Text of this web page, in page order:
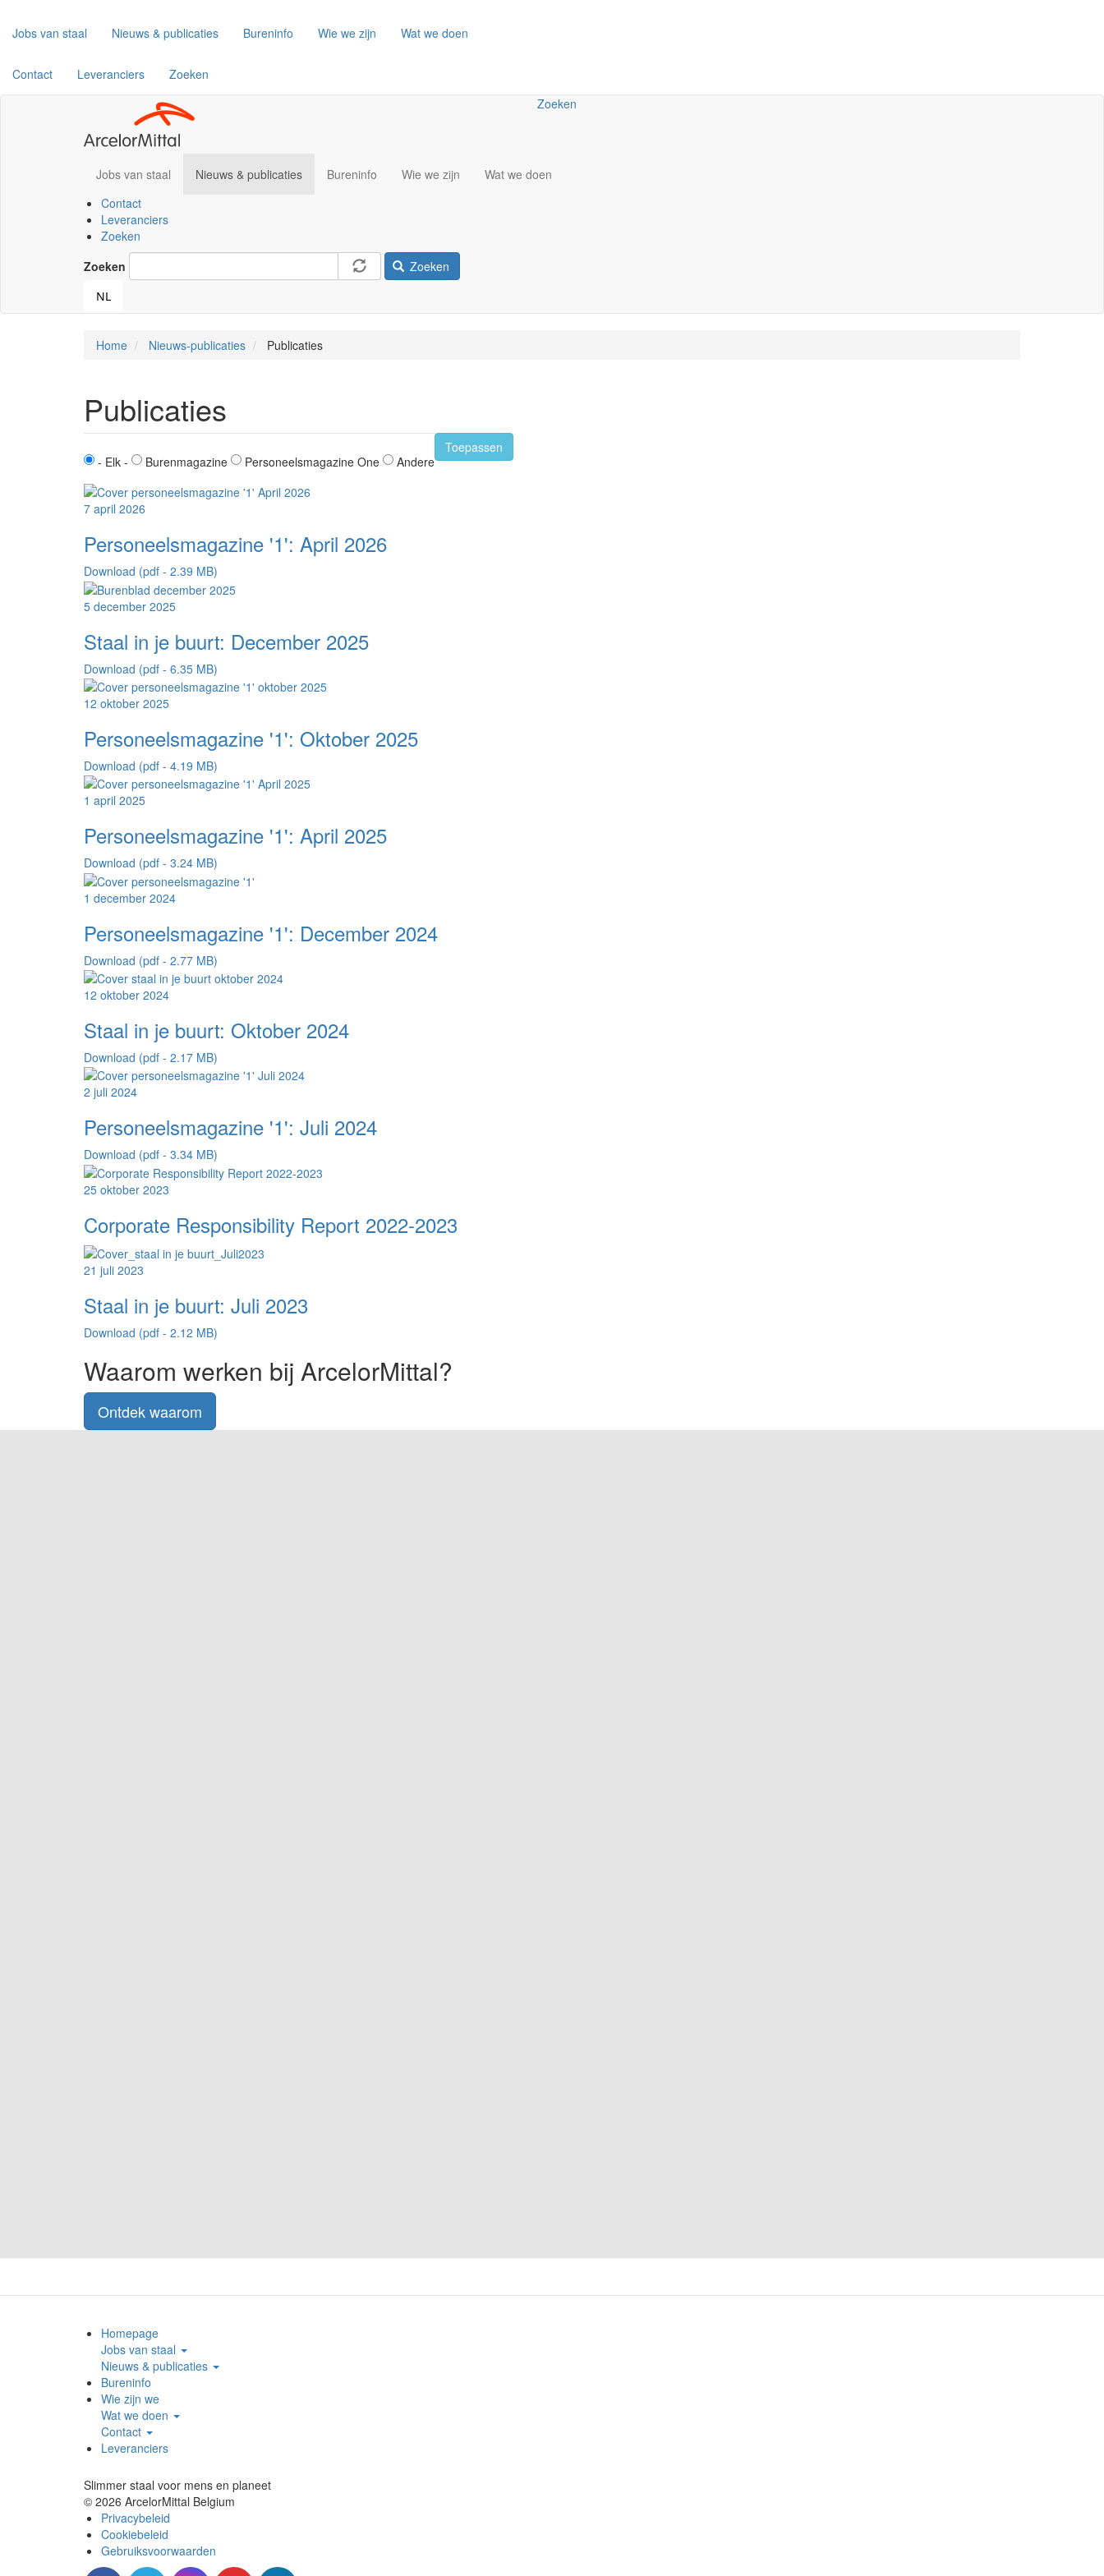
en
de
Jobs van staal Nieuws & publicaties Bureninfo Wie we zijn Wat we doen
Contact Leveranciers
Zoeken
Zoeken
Jobs van staal Nieuws & publicaties Bureninfo Wie we zijn
Wat we doen
Contact
Leveranciers
Zoeken
Zoeken
Zoeken
NL
Home Nieuws-publicaties Publicaties
Publicaties
- Elk - Burenmagazine Personeelsmagazine One Andere
Toepassen
7 april 2026
Personeelsmagazine '1': April 2026
Download (pdf - 2.39 MB)
5 december 2025
Staal in je buurt: December 2025
Download (pdf - 6.35 MB)
12 oktober 2025
Personeelsmagazine '1': Oktober 2025
Download (pdf - 4.19 MB)
1 april 2025
Personeelsmagazine '1': April 2025
Download (pdf - 3.24 MB)
1 december 2024
Personeelsmagazine '1': December 2024
Download (pdf - 2.77 MB)
12 oktober 2024
Staal in je buurt: Oktober 2024
Download (pdf - 2.17 MB)
2 juli 2024
Personeelsmagazine '1': Juli 2024
Download (pdf - 3.34 MB)
25 oktober 2023
Corporate Responsibility Report 2022-2023
21 juli 2023
Staal in je buurt: Juli 2023
Download (pdf - 2.12 MB)
Waarom werken bij ArcelorMittal?
Ontdek waarom
Homepage
Jobs van staal
Nieuws & publicaties
Bureninfo
Wie zijn we
Wat we doen
Contact
Leveranciers
Slimmer staal voor mens en planeet
© 2026 ArcelorMittal Belgium
Privacybeleid
Cookiebeleid
Gebruiksvoorwaarden